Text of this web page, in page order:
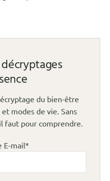
du bien-être
modes de vie. Sans
faut pour comprendre.
E-mail*